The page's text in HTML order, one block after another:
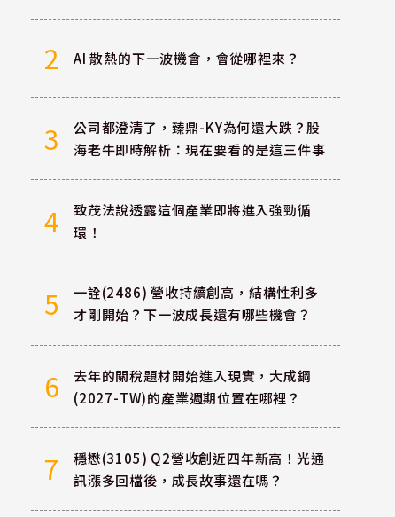
2 AI 散熱的下一波機會，會從哪裡來？
3
公司都澄清了，臻鼎-KY為何還大跌？股
海老牛即時解析：現在要看的是這三件事
4
致茂法說透露這個產業即將進入強勁循
環！
5
一詮(2486) 營收持續創高，結構性利多
才剛開始？下一波成長還有哪些機會？
6
去年的關稅題材開始進入現實，大成鋼
(2027-TW)的產業週期位置在哪裡？
7
穩懋(3105) Q2營收創近四年新高！光通
訊漲多回檔後，成長故事還在嗎？